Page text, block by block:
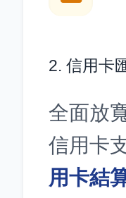
2. 信用卡
全面放
信用卡
用卡結